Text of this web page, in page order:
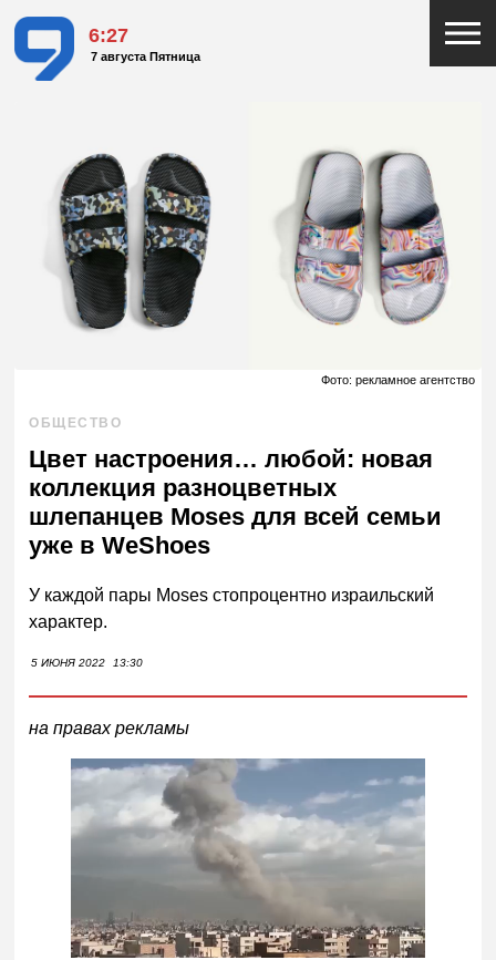
6:27
7 августа Пятница
Фото: рекламное агентство
ОБЩЕСТВО
Цвет настроения… любой: новая
коллекция разноцветных
шлепанцев Moses для всей семьи
уже в WeShoes
У каждой пары Moses стопроцентно израильский
характер.
5 ИЮНЯ 2022 13:30
на правах рекламы